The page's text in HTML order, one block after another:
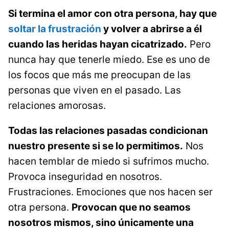
Si termina el amor con otra persona, hay que
soltar la frustración y volver a abrirse a él
cuando las heridas hayan cicatrizado. Pero
nunca hay que tenerle miedo. Ese es uno de
los focos que más me preocupan de las
personas que viven en el pasado. Las
relaciones amorosas.
Todas las relaciones pasadas condicionan
nuestro presente si se lo permitimos. Nos
hacen temblar de miedo si sufrimos mucho.
Provoca inseguridad en nosotros.
Frustraciones. Emociones que nos hacen ser
otra persona. Provocan que no seamos
nosotros mismos, sino únicamente una